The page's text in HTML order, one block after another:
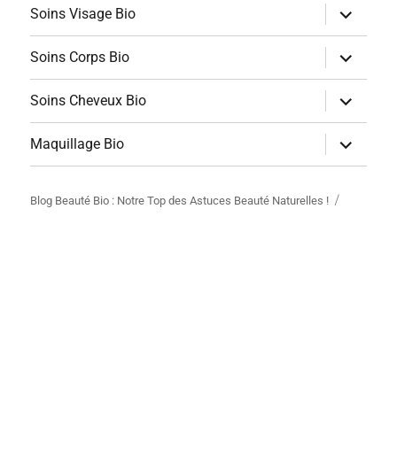
Soins Visage Bio
ouvrir
le
sous-
menu
Soins Corps Bio
ouvrir
le
sous-
menu
Soins Cheveux Bio
ouvrir
le
sous-
menu
Maquillage Bio
ouvrir
le
sous-
Blog Beauté Bio : Notre Top des Astuces Beauté Naturelles !